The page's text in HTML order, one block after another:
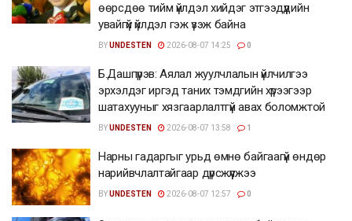
өөрсдөө тийм үйлдэл хийдэг этгээдүүдийн
увайгүй үйлдэл гэж үзэж байна
BYUNDESTEN 2026-08-07 14:25 0
Б.Дашпүрэв: Аялал жуулчлалын үйлчилгээ
эрхэлдэг иргэд таних тэмдгийн хүрээгээр
шатахууныг хязгаарлалтгүй авах боломжтой
BYUNDESTEN 2026-08-07 13:58 1
Нарны гадаргыг урьд өмнө байгаагүй өндөр
нарийвчлалтайгаар дүрсжүүлжээ
BYUNDESTEN 2026-08-07 12:57 0